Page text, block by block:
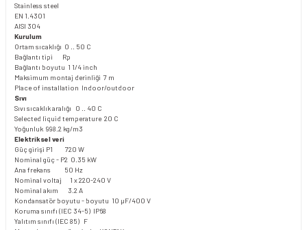
Stainless steel
EN 1.4301
AISI 304
Kurulum
Ortam sıcaklığı 0 .. 50 C
Bağlantı tipi Rp
Bağlantı boyutu 1 1/4 inch
Maksimum montaj derinliği 7 m
Place of installation Indoor/outdoor
Sıvı
Sıvı sıcaklık aralığı 0 .. 40 C
Selected liquid temperature 20 C
Yoğunluk 998.2 kg/m3
Elektriksel veri
Güç girişi P1 720 W
Nominal güç - P2 0.35 kW
Ana frekans 50 Hz
Nominal voltaj 1 x 220-240 V
Nominal akım 3.2 A
Kondansatör boyutu - boyutu 10 µF/400 V
Koruma sınıfı (IEC 34-5) IP68
Yalıtım sınıfı (IEC 85) F